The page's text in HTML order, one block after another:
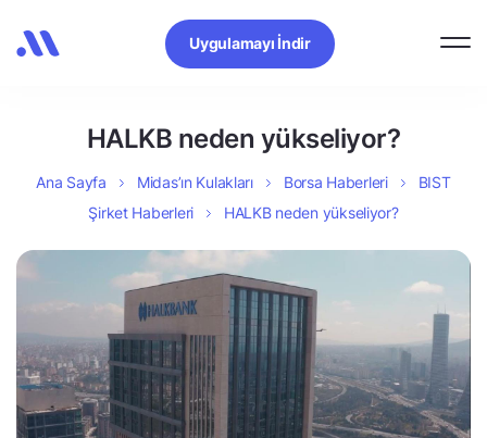
Uygulamayı İndir
HALKB neden yükseliyor?
Ana Sayfa Midas’ın Kulakları Borsa Haberleri
BIST
Şirket Haberleri
HALKB neden yükseliyor?